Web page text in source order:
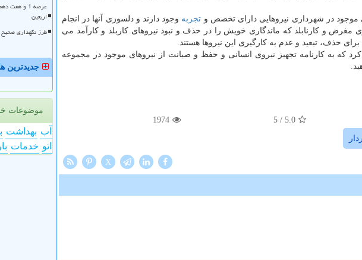
در شهرداری نیروهایی دارای تخصص و تجربه وجود دارند و دلسوزی آنها در انجام
مغرض و کارنابلد که ماندگاری خویش را در حذف و نبود نیروهای کاربلد و کارآمد می
حذف، تبعید و عدم به کارگیری این نیروها هستند.
که به کارنامه تجهیز نیروی انسانی و حفظ و صیانت از نیروهای موجود در مجموعه
5.0
/ 5
1974
X
عرضه 1 و
اربعین
طرز نگهداری صحیح
جدیدترین
موضوعات
آب بهداشت
اتو خدمات